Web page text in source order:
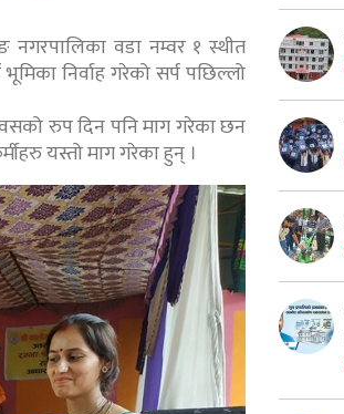
वडा नम्वर १ स्थीत
निर्वाह गरेको सर्प पछिल्लो
रुप दिन पनि माग गरेका छन
यस्तो माग गरेका हुन् ।